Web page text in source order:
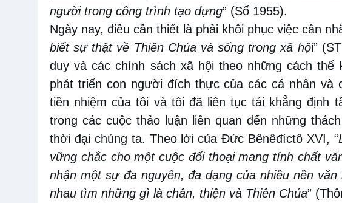
người trong công trình tạo dựng” (Số 1955).
Ngày nay, điều cần thiết là phải khôi phục việc cân
biết sự thật về Thiên Chúa và sống trong xã hội”
duy và các chính sách xã hội theo những cách
phát triển con người đích thực của các cá nhân và
tiền nhiệm của tôi và tôi đã liên tục tái khẳng định
trong các cuộc thảo luận liên quan đến những
thời đại chúng ta. Theo lời của Đức Bênêđíctô XVI, “
vững chắc cho một cuộc đối thoại mang tính chất
nhận một sự đa nguyên, đa dạng của nhiều nền
nhau tìm những gì là chân, thiện và Thiên Chúa”